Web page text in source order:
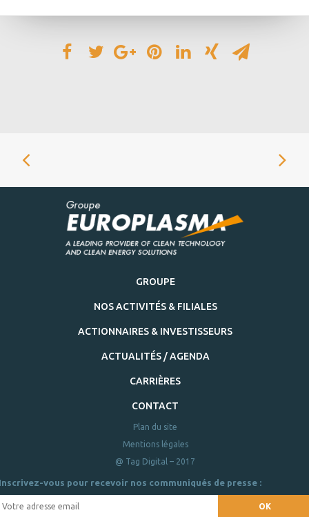
GROUPE
NOS ACTIVITÉS & FILIALES
ACTIONNAIRES & INVESTISSEURS
ACTUALITÉS / AGENDA
CARRIÈRES
CONTACT
Plan du site
Mentions légales
@ Tag Digital – 2017
vous pour recevoir nos communiqués de presse :